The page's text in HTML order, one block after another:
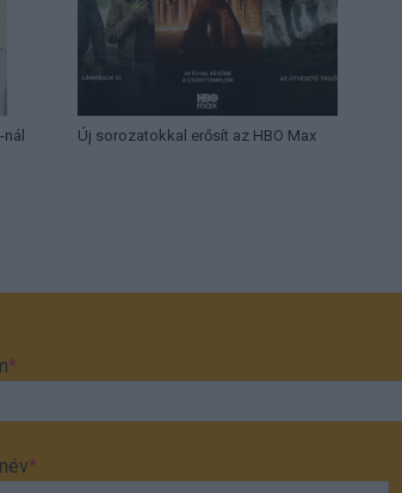
Új sorozatokkal erősít az HBO Max
*
*